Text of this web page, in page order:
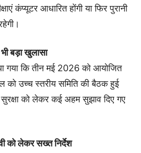
कंप्यूटर आधारित होंगी या फिर पुरानी
बड़ा खुलासा
गया कि तीन मई 2026 को आयोजित
को उच्च स्तरीय समिति की बैठक हुई
को लेकर कई अहम सुझाव दिए गए
को लेकर सख्त निर्देश